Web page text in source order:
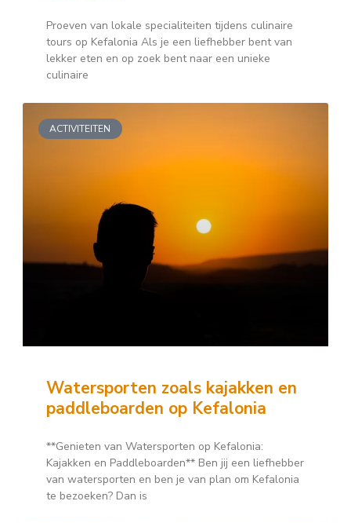
Proeven van lokale specialiteiten tijdens culinaire
tours op Kefalonia Als je een liefhebber bent van
lekker eten en op zoek bent naar een unieke
culinaire
ACTIVITEITEN
Watersporten zoals kajakken en
paddleboarden op Kefalonia
**Genieten van Watersporten op Kefalonia:
Kajakken en Paddleboarden** Ben jij een liefhebber
van watersporten en ben je van plan om Kefalonia
te bezoeken? Dan is